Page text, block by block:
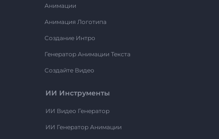
Анимации
Анимация Логотипа
Создание Интро
Генератор Анимации Текста
Создайте Видео
ИИ Инструменты
ИИ Видео Генератор
ИИ Генератор Анимации